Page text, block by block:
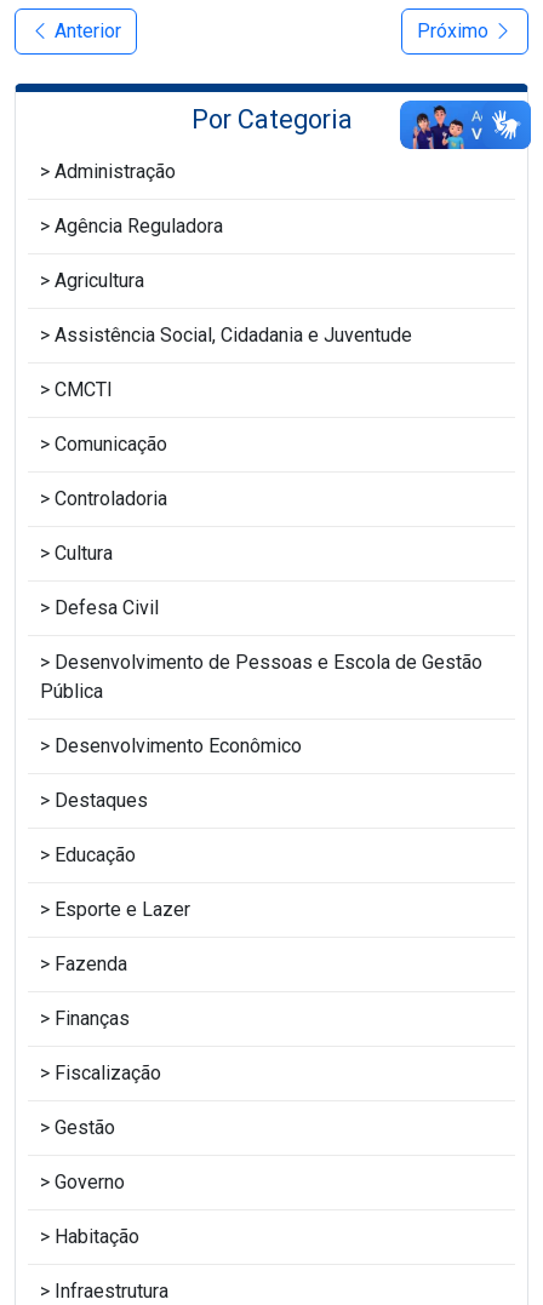
Anterior Próximo
Por Categoria
Administração
Agência Reguladora
Agricultura
Assistência Social, Cidadania e Juventude
CMCTI
Comunicação
Controladoria
Cultura
Defesa Civil
Desenvolvimento de Pessoas e Escola de Gestão
Pública
Desenvolvimento Econômico
Destaques
Educação
Esporte e Lazer
Fazenda
Finanças
Fiscalização
Gestão
Governo
Habitação
Infraestrutura